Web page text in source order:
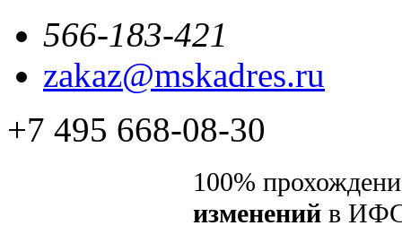
566-183-421
zakaz@mskadres.ru
+7 495 668-08-30
100%
изменений в